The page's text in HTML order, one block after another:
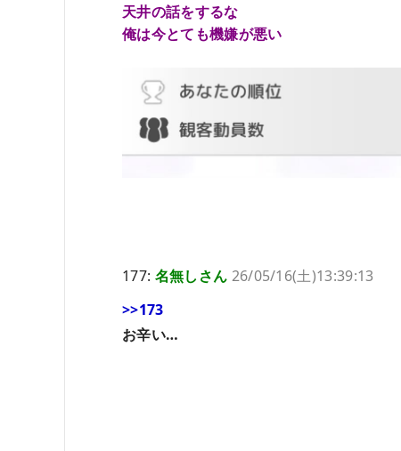
天井の話をするな
俺は今とても機嫌が悪い
177: 名無しさん 26/05/16(土)13:39:13
>>173
お辛い…